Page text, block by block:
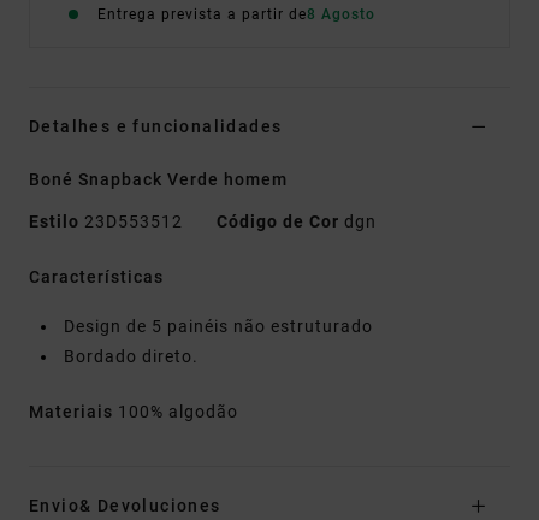
Entrega prevista a partir de8 Agosto
Detalhes e funcionalidades
Boné Snapback Verde homem
Estilo 23D553512 Código de Cor dgn
Características
Design de 5 painéis não estruturado
Bordado direto.
Materiais 100% algodão
Envio& Devoluciones